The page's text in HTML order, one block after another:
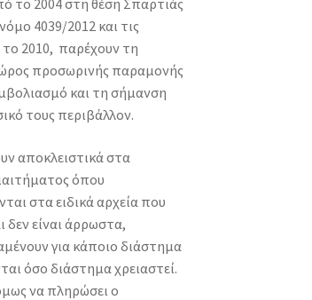
το 2004 στη θέση Σπαρτιάς
4039/2012 και τις
το 2010, παρέχουν τη
προσωρινής παραμονής
και τη σήμανση
τους περιβάλλον.
αποκλειστικά στα
όπου
στα ειδικά αρχεία που
δεν είναι άρρωστα,
για κάποιο διάστημα
όσο διάστημα χρειαστεί.
να πληρώσει ο